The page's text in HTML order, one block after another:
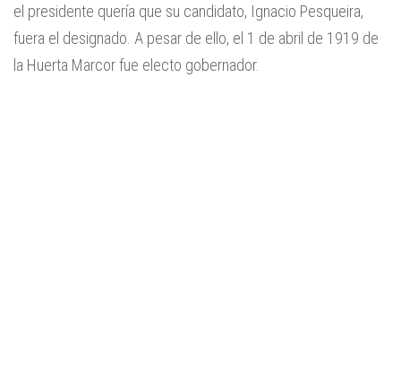
el presidente quería que su candidato, Ignacio Pesqueira,
fuera el designado. A pesar de ello, el 1 de abril de 1919 de
la Huerta Marcor fue electo gobernador.